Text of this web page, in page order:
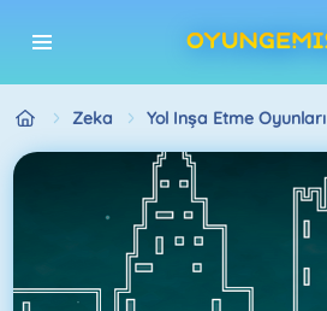
Zeka Yol Inşa Etme Oyunları